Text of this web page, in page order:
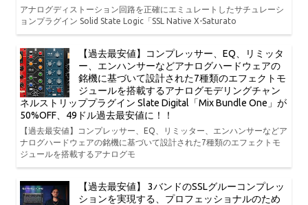
アナログディストーション回路を正確にエミュレートしたサチュレーシ
ョンプラグイン Solid State Logic「SSL Native X-Saturato
【過去最安値】コンプレッサー、EQ、リミッタ
ー、エンハンサーなどアナログハードウェアの
銘機に基づいて設計された7種類のエフェクトモ
ジュールを搭載するアナログモデリングチャン
ネルストリッププラグイン Slate Digital「Mix Bundle One」が
50%OFF、49ドル過去最安値に！！
【過去最安値】コンプレッサー、EQ、リミッター、エンハンサーなどア
ナログハードウェアの銘機に基づいて設計された7種類のエフェクトモ
ジュールを搭載するアナログモ
【過去最安値】 3バンドのSSLグルーコンプレッ
ションを実現する、プロフェッショナルのため